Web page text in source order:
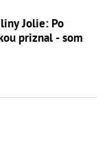
Jolie: Po
priznal - som